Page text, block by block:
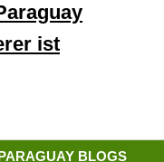
ist
BLOGS